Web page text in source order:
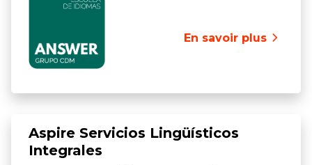
En savoir plus
Aspire Servicios Lingüísticos
Integrales